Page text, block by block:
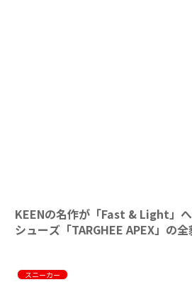
KEENの名作が「Fast & Light」
シューズ「TARGHEE APEX」の全
スニーカー